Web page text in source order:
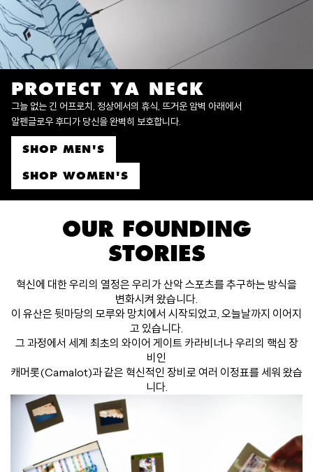
PROTECT YA NECK
그늘 없는 긴 어프로치, 정상에서의 휴식, 뜨거운 암벽 아래에서
알펜글로우 후디가 당신을 완벽히 보호합니다.
SHOP MEN'S
SHOP WOMEN'S
OUR FOUNDING
STORIES
혁신에 대한 우리의 열정은 우리가 산악 스포츠를 추구하는 방식을
변화시켜 왔습니다.
이 유산은 뒷마당의 모루와 망치에서 시작되었고, 오늘날까지 이어지
고 있습니다.
그 과정에서 세계 최초의 와이어 게이트 카라비너나 우리의 핵심 장
비인
캐머롯(Camalot)과 같은 혁신적인 장비로 여러 이정표를 세워 왔습
니다.